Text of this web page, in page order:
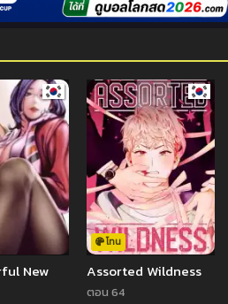
New
โทน
Assorted Wildness
ตอน 64